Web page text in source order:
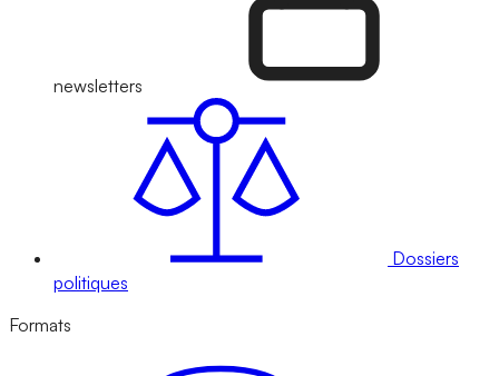
newsletters
Dossiers
politiques
Formats